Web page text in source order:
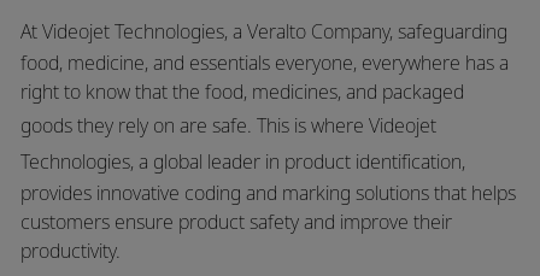
AtVideojet Technologies, a Veralto Company, safeguarding
food, medicine, and essentials everyone, everywhere has a
right to know that the food, medicines, and packaged
goods they rely on are safe. This is where Videojet
Technologies, a global leader in product identification,
provides innovative coding and marking solutions that helps
customers ensure product safety and improve their
productivity.